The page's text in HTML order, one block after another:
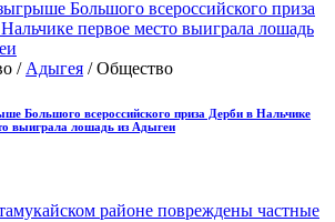
/ Адыгея / Общество
Большого всероссийского приза Дерби в Нальчике
выиграла лошадь из Адыгеи